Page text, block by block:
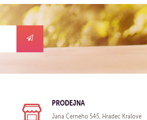
PRODEJNA
Jana Černého 545, Hradec Králové